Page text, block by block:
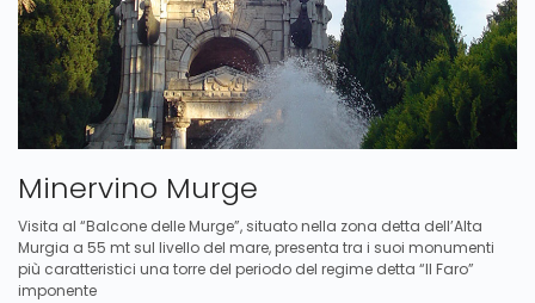
Minervino Murge
Visita al “Balcone delle Murge”, situato nella zona detta dell’Alta
Murgia a 55 mt sul livello del mare, presenta tra i suoi monumenti
più caratteristici una torre del periodo del regime detta “Il Faro”
imponente